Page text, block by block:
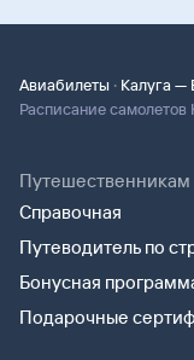
Авиабилеты · Калуга —
Расписание
Путешественникам
Справочная
Путеводитель по
Бонусная
Подарочные